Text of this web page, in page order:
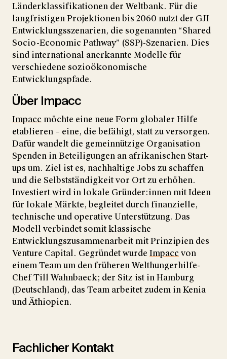
Länderklassifikationen der Weltbank. Für die
langfristigen Projektionen bis 2060 nutzt der GJI
Entwicklungsszenarien, die sogenannten “Shared
Socio-Economic Pathway” (SSP)-Szenarien. Dies
sind international anerkannte Modelle für
verschiedene sozioökonomische
Entwicklungspfade.
Über Impacc
Impacc möchte eine neue Form globaler Hilfe
etablieren – eine, die befähigt, statt zu versorgen.
Dafür wandelt die gemeinnützige Organisation
Spenden in Beteiligungen an afrikanischen Start-
ups um. Ziel ist es, nachhaltige Jobs zu schaffen
und die Selbstständigkeit vor Ort zu erhöhen.
Investiert wird in lokale Gründer:innen mit Ideen
für lokale Märkte, begleitet durch finanzielle,
technische und operative Unterstützung. Das
Modell verbindet somit klassische
Entwicklungszusammenarbeit mit Prinzipien des
Venture Capital. Gegründet wurde Impacc von
einem Team um den früheren Welthungerhilfe-
Chef Till Wahnbaeck; der Sitz ist in Hamburg
(Deutschland), das Team arbeitet zudem in Kenia
und Äthiopien.
Fachlicher Kontakt